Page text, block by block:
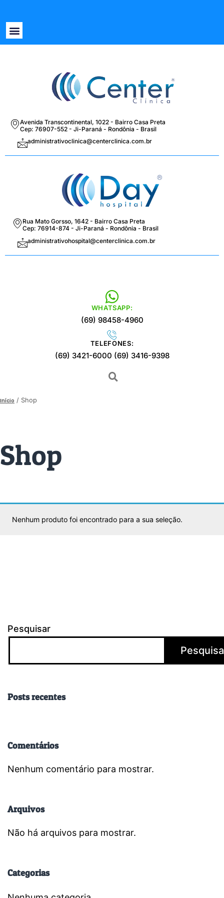
Avenida Transcontinental, 1022 - Bairro Casa Preta
Cep: 76907-552 - Ji-Paraná - Rondônia - Brasil
administrativoclinica@centerclinica.com.br
Rua Mato Gorsso, 1642 - Bairro Casa Preta
Cep: 76914-874 - Ji-Paraná - Rondônia - Brasil
administrativohospital@centerclinica.com.br
WHATSAPP:
(69) 98458-4960
TELEFONES:
(69) 3421-6000 (69) 3416-9398
Início / Shop
Shop
Nenhum produto foi encontrado para a sua seleção.
Pesquisar
Posts recentes
Comentários
Nenhum comentário para mostrar.
Arquivos
Não há arquivos para mostrar.
Categorias